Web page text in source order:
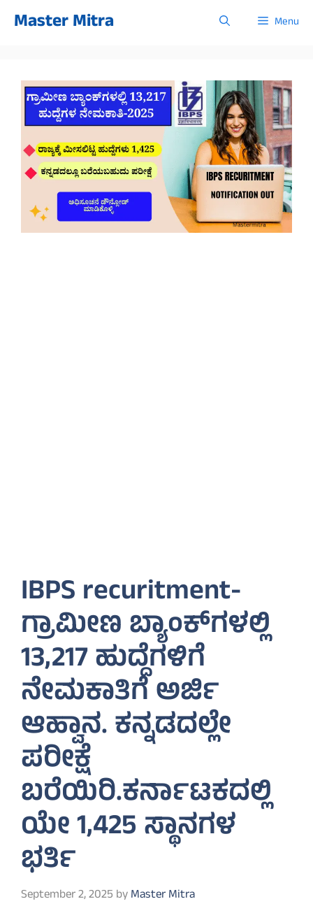
Master Mitra Menu
IBPS recuritment-
ಗ್ರಾಮೀಣ ಬ್ಯಾಂಕ್‌ಗಳಲ್ಲಿ
13,217 ಹುದ್ದೆಗಳಿಗೆ
ನೇಮಕಾತಿಗೆ ಅರ್ಜಿ
ಆಹ್ವಾನ. ಕನ್ನಡದಲ್ಲೇ
ಪರೀಕ್ಷೆ
ಬರೆಯಿರಿ.ಕರ್ನಾಟಕದಲ್ಲಿ
ಯೇ 1,425 ಸ್ಥಾನಗಳ
ಭರ್ತಿ
September 2, 2025 byMaster Mitra